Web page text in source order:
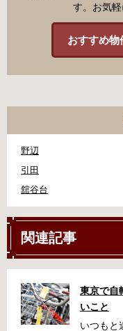
す。お気
おすすめ物
野辺
引田
舘谷台
関連記事
東京で自
いこと
いつもと